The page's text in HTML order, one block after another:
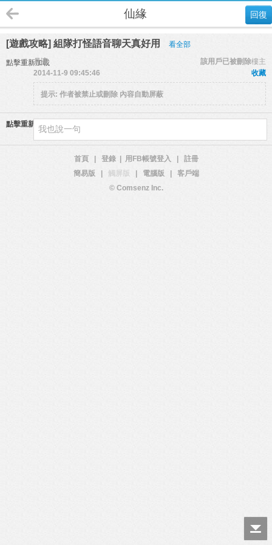
回復
仙緣
[遊戲攻略] 組隊打怪語音聊天真好用 看全部
點擊重新加載 樓主
月瀛
該用戶已被刪除
收藏
2014-11-9 09:45:46
提示: 作者被禁止或刪除 內容自動屏蔽
點擊重新加載
首頁 登錄 用FB帳號登入
註冊
簡易版
觸屏版 電腦版
客戶端
© Comsenz Inc.